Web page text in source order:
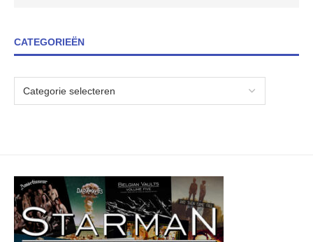
CATEGORIEËN